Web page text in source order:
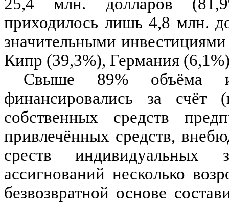
приходилось лишь 4,8 млн.
значительными
Кипр (39,3%), Германия
Свыше 89% объёма
финансировались за счёт
собственных средств
привлечённых средств,
среств индивидуальных
ассигнований несколько
безвозвратной основе